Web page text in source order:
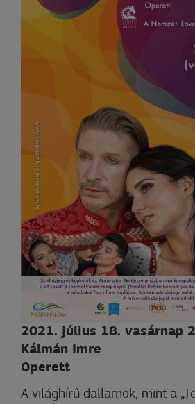
2021. július 18. vasárnap
Kálmán Imre
Operett
A világhírű dallamok, mint a